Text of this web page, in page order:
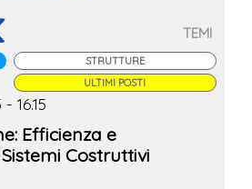
TEMI
STRUTTURE
ULTIMI POSTI
16.15
Efficienza e
Costruttivi